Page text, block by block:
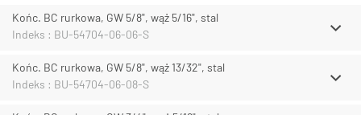
Końc. BC rurkowa, GW 5/8", wąż 5/16", stal
Indeks : BU-54704-06-06-S
Końc. BC rurkowa, GW 5/8", wąż 13/32", stal
Indeks : BU-54704-06-08-S